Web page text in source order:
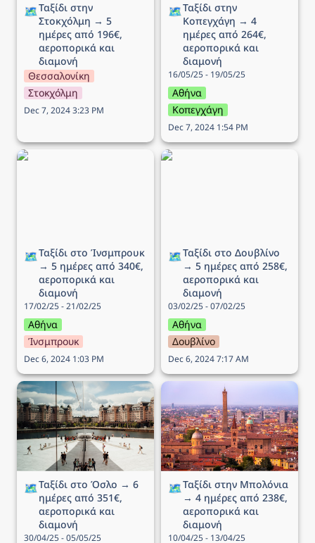
🗺️Ταξίδι στην
Στοκχόλμη → 5
ημέρες από 196€,
αεροπορικά και
διαμονή
Θεσσαλονίκη
Στοκχόλμη
Dec 7, 2024 3:23 PM
🗺️Ταξίδι στην
Κοπεγχάγη → 4
ημέρες από 264€,
αεροπορικά και
διαμονή
16/05/25 - 19/05/25
Αθήνα
Κοπεγχάγη
Dec 7, 2024 1:54 PM
Ταξίδι στo Ίνσμπρουκ →
🗺️Ταξίδι στo Ίνσμπρουκ
→ 5 ημέρες από 340€,
αεροπορικά και
διαμονή
17/02/25 - 21/02/25
Αθήνα
Ίνσμπρουκ
Dec 6, 2024 1:03 PM
Ταξίδι στο Δουβλίνο → 5
🗺️Ταξίδι στο Δουβλίνο
→ 5 ημέρες από 258€,
αεροπορικά και
διαμονή
03/02/25 - 07/02/25
Αθήνα
Δουβλίνο
Dec 6, 2024 7:17 AM
Ταξίδι στο Όσλο → 6
ημέρες από 351€,
αεροπορικά και διαμονή
🗺️Ταξίδι στο Όσλο → 6
ημέρες από 351€,
αεροπορικά και
διαμονή
30/04/25 - 05/05/25
Ταξίδι στην Μπολόνια →
4 ημέρες από 238€,
αεροπορικά και διαμονή
🗺️Ταξίδι στην Μπολόνια
→ 4 ημέρες από 238€,
αεροπορικά και
διαμονή
10/04/25 - 13/04/25